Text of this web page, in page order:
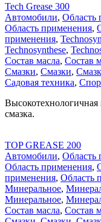
Tech Grease 300
Автомобили, Область
Область применения,
применения,
Technosynthese,
Состав масла, Состав
Смазки, Смазки,
Садовая техника,
смазка.
TOP GREASE 200
Автомобили, Область
Область применения,
применения, Область
Минеральное,
Минеральное,
Состав масла, Состав